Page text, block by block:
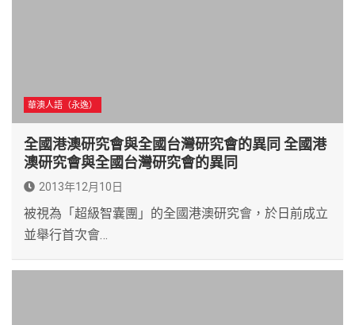
華澳人語（永逸）
全國港澳研究會與全國台灣研究會的異同 全國港
澳研究會與全國台灣研究會的異同
2013年12月10日
被視為「超級智囊團」的全國港澳研究會，於日前成立
並舉行首次會…